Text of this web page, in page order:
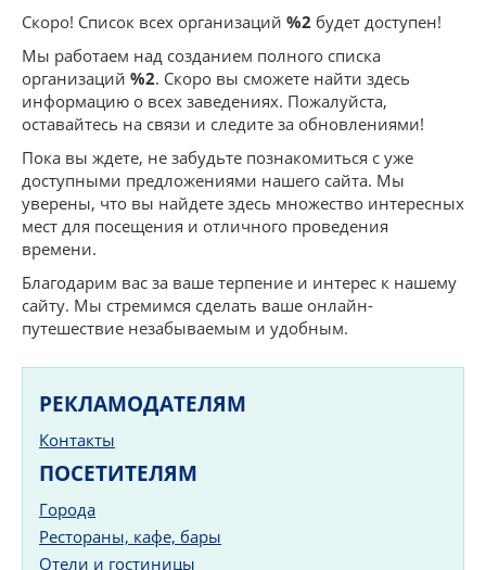
УСЛУГИ
Скоро! Список всех организаций %2 будет доступен!
Мы работаем над созданием полного списка
организаций %2. Скоро вы сможете найти здесь
информацию о всех заведениях. Пожалуйста,
оставайтесь на связи и следите за обновлениями!
Пока вы ждете, не забудьте познакомиться с уже
доступными предложениями нашего сайта. Мы
уверены, что вы найдете здесь множество интересных
мест для посещения и отличного проведения
времени.
Благодарим вас за ваше терпение и интерес к нашему
сайту. Мы стремимся сделать ваше онлайн-
путешествие незабываемым и удобным.
РЕКЛАМОДАТЕЛЯМ
Контакты
ПОСЕТИТЕЛЯМ
Города
Рестораны, кафе, бары
Отели и гостиницы